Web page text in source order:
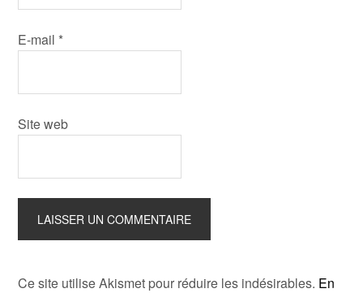
E-mail *
Site web
Ce site utilise Akismet pour réduire les indésirables. En